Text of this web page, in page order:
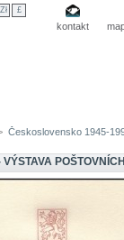
Zł £
kontakt
Československo 1945-